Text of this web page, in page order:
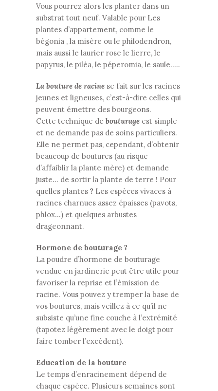
Vous pourrez alors les planter dans un
substrat tout neuf. Valable pour Les
plantes d’appartement, comme le
bégonia , la misère ou le philodendron,
mais aussi le laurier rose le lierre, le
papyrus, le piléa, le péperomia, le saule…..
La bouture de racine se fait sur les racines
jeunes et ligneuses, c’est-à-dire celles qui
peuvent émettre des bourgeons.
Cette technique de bouturage est simple
et ne demande pas de soins particuliers.
Elle ne permet pas, cependant, d’obtenir
beaucoup de boutures (au risque
d’affaiblir la plante mère) et demande
juste… de sortir la plante de terre ! Pour
quelles plantes ? Les espèces vivaces à
racines charnues assez épaisses (pavots,
phlox…) et quelques arbustes
drageonnant.
Hormone de bouturage ?
La poudre d’hormone de bouturage
vendue en jardinerie peut être utile pour
favoriser la reprise et l’émission de
racine. Vous pouvez y tremper la base de
vos boutures, mais veillez à ce qu’il ne
subsiste qu’une fine couche à l’extrémité
(tapotez légèrement avec le doigt pour
faire tomber l’excédent).
Education de la bouture
Le temps d’enracinement dépend de
chaque espèce. Plusieurs semaines sont